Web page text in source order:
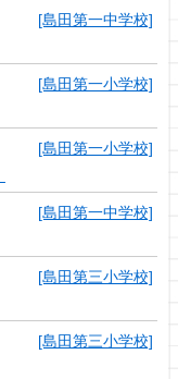
[島田第一中学校]
[島田第一小学校]
[島田第一小学校]
[島田第一中学校]
[島田第三小学校]
[島田第三小学校]